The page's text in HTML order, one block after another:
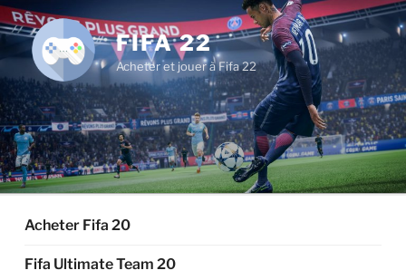
Aller
au
contenu
principal
FIFA 22
Acheter et jouer à Fifa 22
Acheter Fifa 20
Fifa Ultimate Team 20